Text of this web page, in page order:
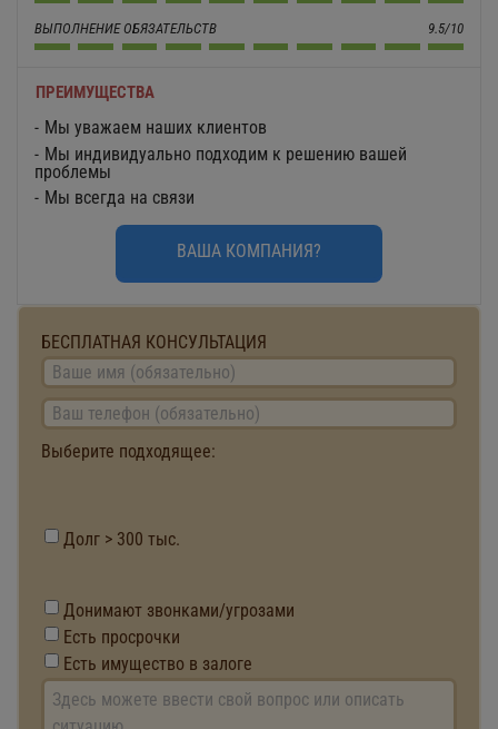
ВЫПОЛНЕНИЕ ОБЯЗАТЕЛЬСТВ 9.5/10
ПРЕИМУЩЕСТВА
Мы уважаем наших клиентов
Мы индивидуально подходим к решению вашей
проблемы
Мы всегда на связи
ВАША КОМПАНИЯ?
БЕСПЛАТНАЯ КОНСУЛЬТАЦИЯ
Выберите подходящее:
Долг > 300 тыс.
Донимают звонками/угрозами
Есть просрочки
Есть имущество в залоге